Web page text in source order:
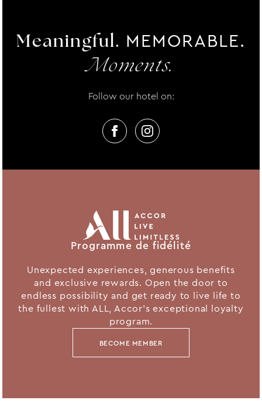
Meaningful. MEMORABLE.
Moments.
Follow our hotel on:
Programme de fidélité
Unexpected experiences, generous benefits
and exclusive rewards. Open the door to
endless possibility and get ready to live life to
the fullest with ALL, Accor's exceptional loyalty
program.
BECOME MEMBER